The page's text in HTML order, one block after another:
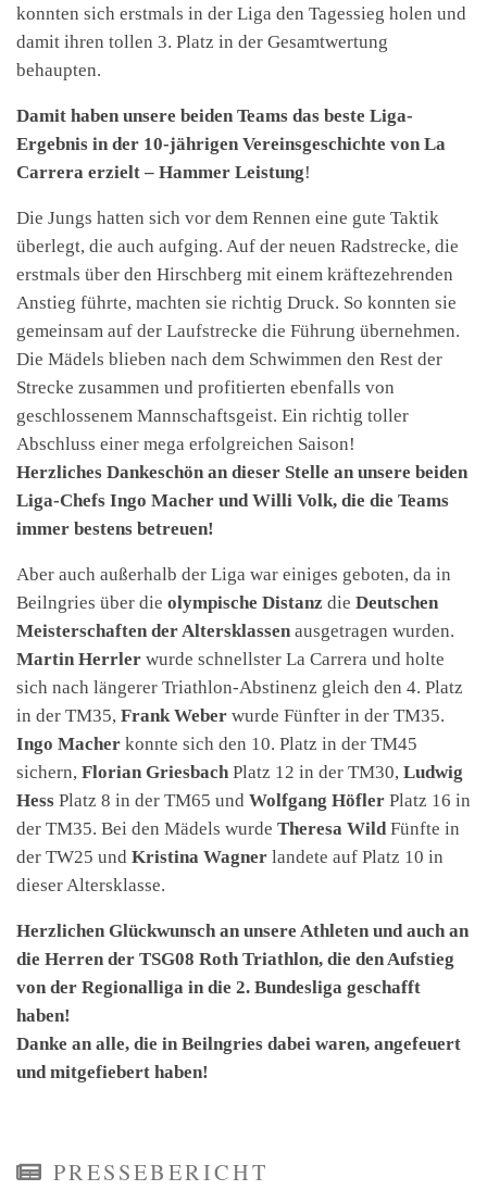
konnten sich erstmals in der Liga den Tagessieg holen und
damit ihren tollen 3. Platz in der Gesamtwertung
behaupten.
Damit haben unsere beiden Teams das beste Liga-
Ergebnis in der 10-jährigen Vereinsgeschichte von La
Carrera erzielt – Hammer Leistung!
Die Jungs hatten sich vor dem Rennen eine gute Taktik
überlegt, die auch aufging. Auf der neuen Radstrecke, die
erstmals über den Hirschberg mit einem kräftezehrenden
Anstieg führte, machten sie richtig Druck. So konnten sie
gemeinsam auf der Laufstrecke die Führung übernehmen.
Die Mädels blieben nach dem Schwimmen den Rest der
Strecke zusammen und profitierten ebenfalls von
geschlossenem Mannschaftsgeist. Ein richtig toller
Abschluss einer mega erfolgreichen Saison!
Herzliches Dankeschön an dieser Stelle an unsere beiden
Liga-Chefs Ingo Macher und Willi Volk, die die Teams
immer bestens betreuen!
Aber auch außerhalb der Liga war einiges geboten, da in
Beilngries über die olympische Distanz die Deutschen
Meisterschaften der Altersklassen ausgetragen wurden.
Martin Herrler wurde schnellster La Carrera und holte
sich nach längerer Triathlon-Abstinenz gleich den 4. Platz
in der TM35, Frank Weber wurde Fünfter in der TM35.
Ingo Macher konnte sich den 10. Platz in der TM45
sichern, Florian Griesbach Platz 12 in der TM30, Ludwig
Hess Platz 8 in der TM65 und Wolfgang Höfler Platz 16 in
der TM35. Bei den Mädels wurde Theresa Wild Fünfte in
der TW25 und Kristina Wagner landete auf Platz 10 in
dieser Altersklasse.
Herzlichen Glückwunsch an unsere Athleten und auch an
die Herren der TSG08 Roth Triathlon, die den Aufstieg
von der Regionalliga in die 2. Bundesliga geschafft
haben!
Danke an alle, die in Beilngries dabei waren, angefeuert
und mitgefiebert haben!
PRESSEBERICHT